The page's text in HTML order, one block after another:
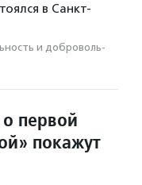
в Санкт-
и доброволь­
первой
покажут